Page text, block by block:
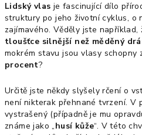
Lidský vlas je fascinující dílo
struktury po jeho životní cyklus, o
zajímavého. Věděly jste
tloušťce silnější než měděný
mokrém stavu jsou vlasy schopny
procent?
Určitě jste někdy slyšely rčení o
není nikterak přehnané tvrzení. V
vystrašený (případně je mu
známe jako „husí kůže“. V této